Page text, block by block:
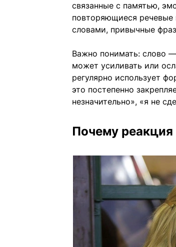
связанные с памятью,
повторяющиеся
словами, привычные
Важно понимать: слово
может усиливать или
регулярно использует
это постепенно
незначительно», «я не
Почему реакция